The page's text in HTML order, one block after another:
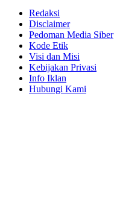
Redaksi
Disclaimer
Pedoman Media Siber
Kode Etik
Visi dan Misi
Kebijakan Privasi
Info Iklan
Hubungi Kami